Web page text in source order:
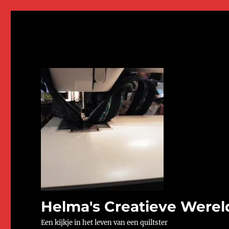
Helma's Creatieve
Een kijkje in het leven van een quiltster